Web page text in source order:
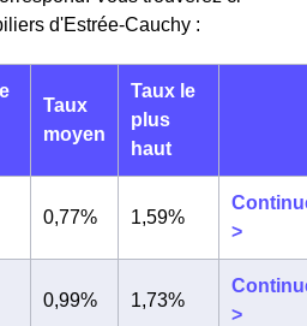
d'Estrée-Cauchy :
Taux
moyen
Taux le
plus
haut
0,77% 1,59%
>
0,99% 1,73%
>